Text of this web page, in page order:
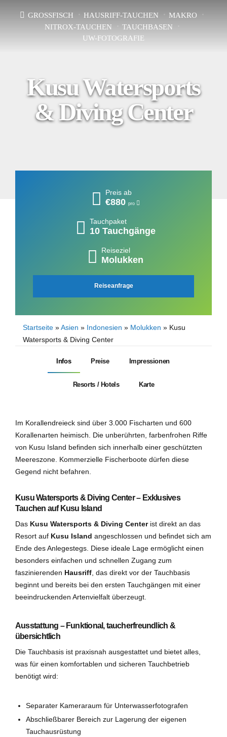
GROSSFISCH HAUSRIFF-TAUCHEN
MAKRO
NITROX-TAUCHEN
TAUCHBASEN
UW-FOTOGRAFIE
Kusu Watersports
& Diving Center
Preis ab
€880 pro
Tauchpaket
10 Tauchgänge
Reiseziel
Molukken
Reiseanfrage
Startseite »Asien » Indonesien » Molukken » Kusu
Watersports & Diving Center
Infos Preise Impressionen
Resorts / Hotels Karte
Im Korallendreieck sind über 3.000 Fischarten und 600
Korallenarten heimisch. Die unberührten, farbenfrohen Riffe
von Kusu Island befinden sich innerhalb einer geschützten
Meereszone. Kommerzielle Fischerboote dürfen diese
Gegend nicht befahren.
Kusu Watersports & Diving Center – Exklusives
Tauchen auf Kusu Island
Das Kusu Watersports & Diving Centerist direkt an das
Resort auf Kusu Island angeschlossen und befindet sich am
Ende des Anlegestegs. Diese ideale Lage ermöglicht einen
besonders einfachen und schnellen Zugang zum
faszinierenden Hausriff , das direkt vor der Tauchbasis
beginnt und bereits bei den ersten Tauchgängen mit einer
beeindruckenden Artenvielfalt überzeugt.
Ausstattung – Funktional, taucherfreundlich &
übersichtlich
Die Tauchbasis ist praxisnah ausgestattet und bietet alles,
was für einen komfortablen und sicheren Tauchbetrieb
benötigt wird:
Separater Kameraraum für Unterwasserfotografen
Abschließbarer Bereich zur Lagerung der eigenen
Tauchausrüstung